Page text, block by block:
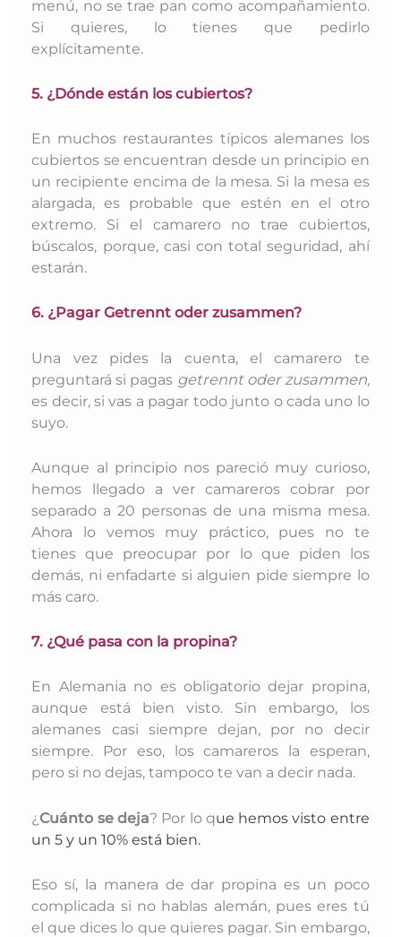
menú, no se trae pan como acompañamiento.
Si quieres, lo tienes que pedirlo
explícitamente.
5. ¿Dónde están los cubiertos?
En muchos restaurantes típicos alemanes los
cubiertos se encuentran desde un principio en
un recipiente encima de la mesa. Si la mesa es
alargada, es probable que estén en el otro
extremo. Si el camarero no trae cubiertos,
búscalos, porque, casi con total seguridad, ahí
estarán.
6. ¿Pagar Getrennt oder zusammen?
Una vez pides la cuenta, el camarero te
preguntará si pagas getrennt oder zusammen,
es decir, si vas a pagar todo junto o cada uno lo
suyo.
Aunque al principio nos pareció muy curioso,
hemos llegado a ver camareros cobrar por
separado a 20 personas de una misma mesa.
Ahora lo vemos muy práctico, pues no te
tienes que preocupar por lo que piden los
demás, ni enfadarte si alguien pide siempre lo
más caro.
7. ¿Qué pasa con la propina?
En Alemania no es obligatorio dejar propina,
aunque está bien visto. Sin embargo, los
alemanes casi siempre dejan, por no decir
siempre. Por eso, los camareros la esperan,
pero si no dejas, tampoco te van a decir nada.
¿Cuánto se deja? Por lo que hemos visto entre
un 5 y un 10% está bien.
Eso sí, la manera de dar propina es un poco
complicada si no hablas alemán, pues eres tú
el que dices lo que quieres pagar. Sin embargo,